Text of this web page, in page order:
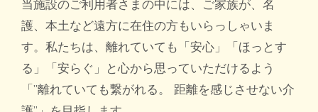
当施設のご利用者さまの中には、ご家族が、名
護、本土など遠方に在住の方もいらっしゃいま
す。私たちは、離れていても「安心」「ほっとす
る」「安らぐ」と心から思っていただけるよう
「”離れていても繋がれる。 距離を感じさせない介